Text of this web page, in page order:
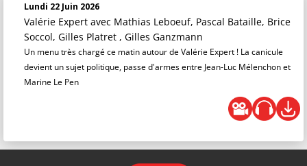
Lundi 22 Juin 2026
Valérie Expert avec Mathias Leboeuf, Pascal Bataille, Brice
Soccol, Gilles Platret , Gilles Ganzmann
Un menu très chargé ce matin autour de Valérie Expert ! La canicule
devient un sujet politique, passe d'armes entre Jean-Luc Mélenchon et
Marine Le Pen